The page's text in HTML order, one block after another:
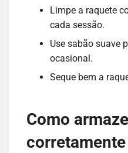
Limpe a raquete
cada sessão.
Use sabão suave
ocasional.
Seque bem a
Como